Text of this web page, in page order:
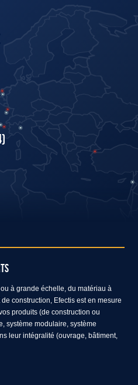
à grande échelle, du matériau à
construction, Efectis est en mesure
produits (de construction ou
système modulaire, système
leur intégralité (ouvrage, bâtiment,